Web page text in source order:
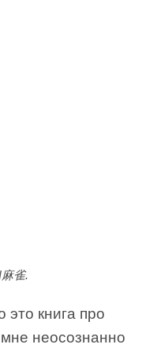
雀.
это книга про
неосознанно